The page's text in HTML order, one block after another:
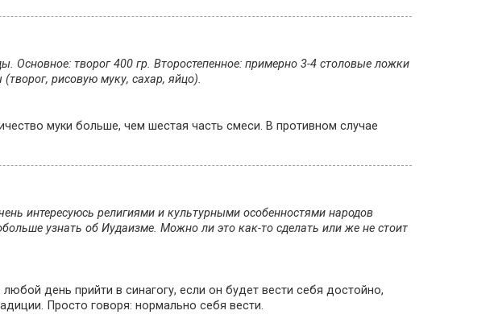
Основное: творог 400 гр. Второстепенное: примерно 3-4 столовые ложки
рисовую муку, сахар, яйцо).
муки больше, чем шестая часть смеси. В противном случае
интересуюсь религиями и культурными особенностями народов
узнать об Иудаизме. Можно ли это как-то сделать или же не стоит
день прийти в синагогу, если он будет вести себя достойно,
Просто говоря: нормально себя вести.